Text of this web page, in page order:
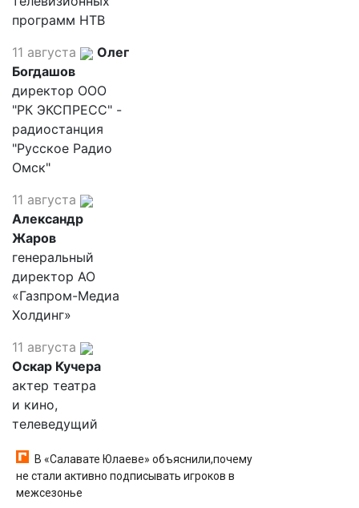
программ НТВ
11 августа
Олег
Богдашов
директор ООО
"РК ЭКСПРЕСС" -
радиостанция
"Русское Радио
Омск"
11 августа
Александр
Жаров
генеральный
директор АО
«Газпром-Медиа
Холдинг»
11 августа
Оскар Кучера
актер театра
и кино,
телеведущий
В «Салавате Юлаеве» объяснили,почему
не стали активно подписывать игроков в
межсезонье